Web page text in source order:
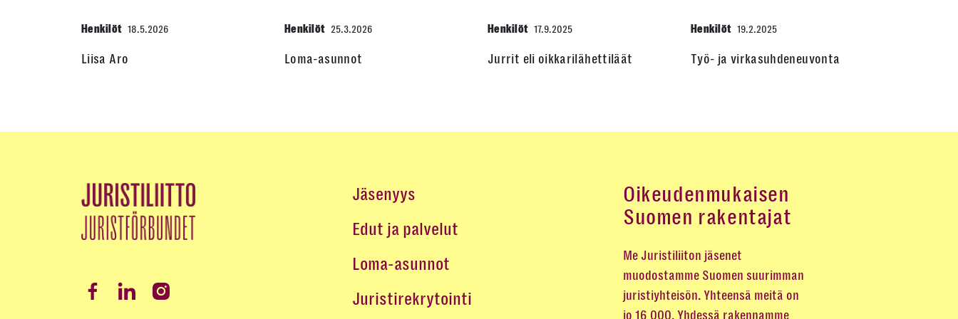
Henkilöt 18.5.2026
Liisa Aro
Henkilöt 25.3.2026
Loma-asunnot
Henkilöt 17.9.2025
Jurrit eli oikkarilähettiläät
Henkilöt 19.2.2025
Työ- ja virkasuhdeneuvonta
Jäsenyys
Edut ja palvelut
Loma-asunnot
Juristirekrytointi
Oikeudenmukaisen
Suomen rakentajat
Me Juristiliiton jäsenet
muodostamme Suomen suurimman
juristiyhteisön. Yhteensä meitä on
jo 16 000. Yhdessä rakennamme